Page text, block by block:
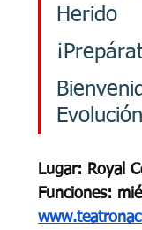
Herido
Lugar: Royal
Funciones: